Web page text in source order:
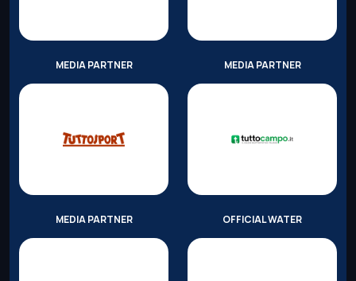
MEDIA PARTNER MEDIA PARTNER
MEDIA PARTNER OFFICIAL WATER